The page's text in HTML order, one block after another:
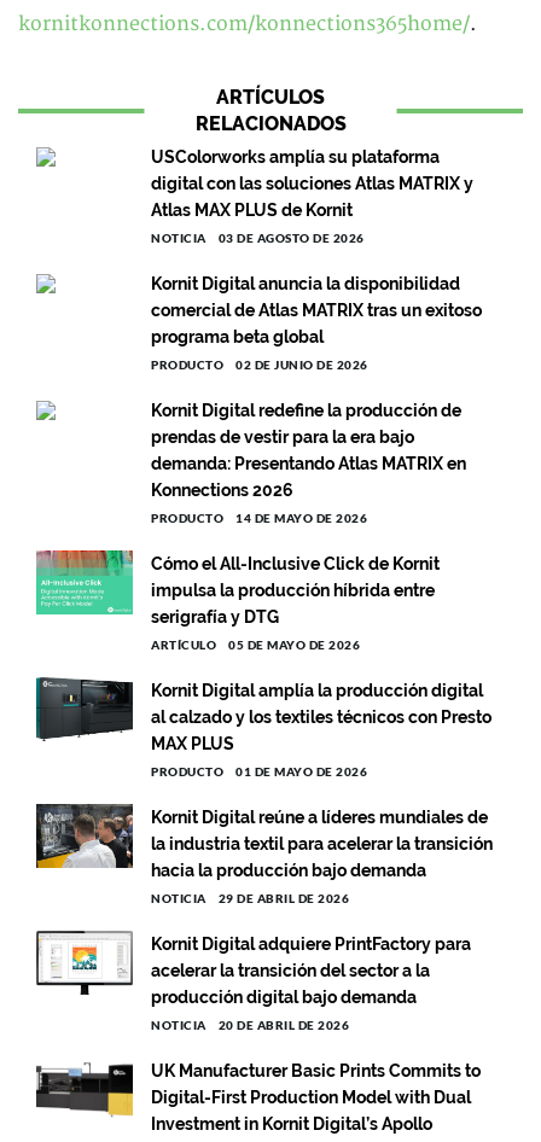
kornitkonnections.com/konnections365home/.
ARTÍCULOS
RELACIONADOS
USColorworks amplía su plataforma
digital con las soluciones Atlas MATRIX y
Atlas MAX PLUS de Kornit
NOTICIA 03 DE AGOSTO DE 2026
Kornit Digital anuncia la disponibilidad
comercial de Atlas MATRIX tras un exitoso
programa beta global
PRODUCTO 02 DE JUNIO DE 2026
Kornit Digital redefine la producción de
prendas de vestir para la era bajo
demanda: Presentando Atlas MATRIX en
Konnections 2026
PRODUCTO 14 DE MAYO DE 2026
Cómo el All-Inclusive Click de Kornit
impulsa la producción híbrida entre
serigrafía y DTG
ARTÍCULO 05 DE MAYO DE 2026
Kornit Digital amplía la producción digital
al calzado y los textiles técnicos con Presto
MAX PLUS
PRODUCTO 01 DE MAYO DE 2026
Kornit Digital reúne a líderes mundiales de
la industria textil para acelerar la transición
hacia la producción bajo demanda
NOTICIA 29 DE ABRIL DE 2026
Kornit Digital adquiere PrintFactory para
acelerar la transición del sector a la
producción digital bajo demanda
NOTICIA 20 DE ABRIL DE 2026
UK Manufacturer Basic Prints Commits to
Digital-First Production Model with Dual
Investment in Kornit Digital’s Apollo